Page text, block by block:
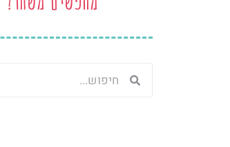
חיפוש